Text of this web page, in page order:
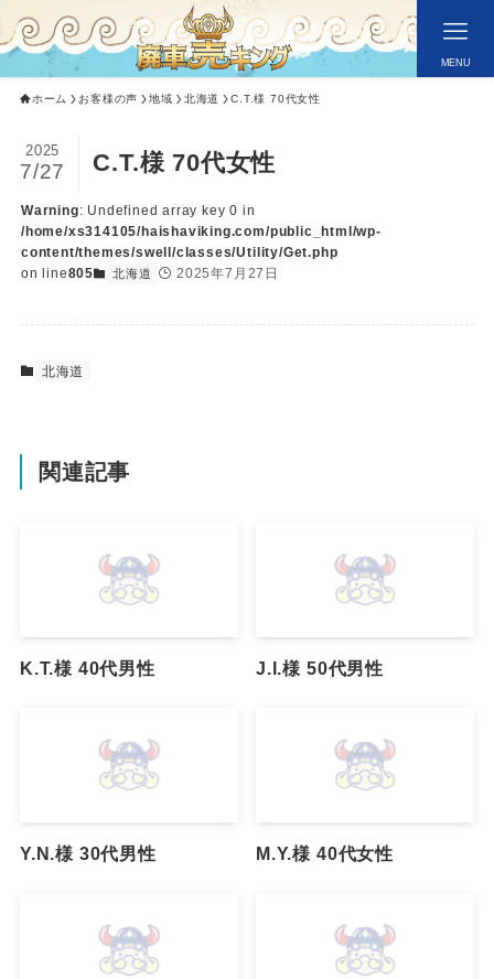
MENU
ホーム お客様の声 地域 北海道 C.T.様 70代女性
C.T.様 70代女性
2025
7/27
Warning: Undefined array key 0 in
/home/xs314105/haishaviking.com/public_html/wp-
content/themes/swell/classes/Utility/Get.php
on line805 北海道 2025年7月27日
北海道
関連記事
K.T.様 40代男性 J.I.様 50代男性
Y.N.様 30代男性 M.Y.様 40代女性